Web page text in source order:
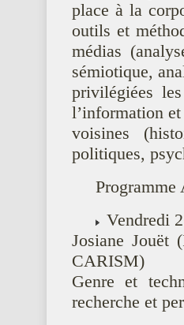
place à la
outils et
médias
sémiotique,
privilégiées
l’information
voisines
politiques,
Programme
Vendredi
Josiane Jouët
CARISM)
Genre et
recherche et